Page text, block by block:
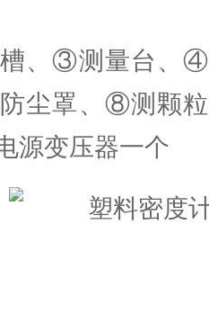
、③测量台、
尘罩、⑧测颗
源变压器一个